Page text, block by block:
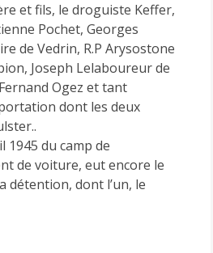
et fils, le droguiste Keffer,
Pochet, Georges
de Vedrin, R.P Arysostone
Joseph Lelaboureur de
Ogez et tant
dont les deux
1945 du camp de
de voiture, eut encore le
détention, dont l’un, le